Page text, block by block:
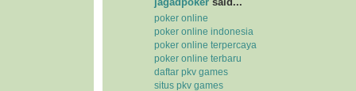
poker online
poker online indonesia
poker online terpercaya
poker online terbaru
daftar pkv games
situs pkv games